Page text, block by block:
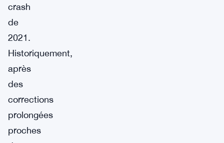
crash
de
2021.
Historiquement,
après
des
corrections
prolongées
proches